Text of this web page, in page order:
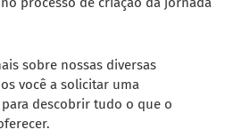
sobre nossas diversas
você a solicitar uma
descobrir tudo o que o